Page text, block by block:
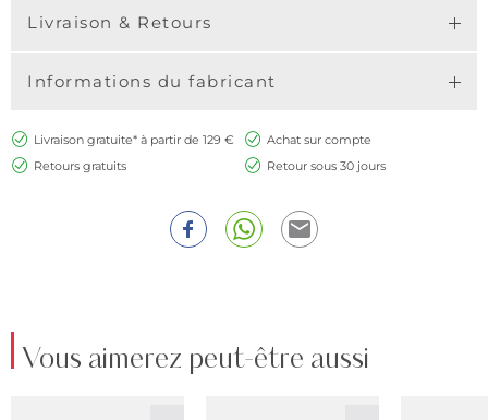
Livraison & Retours
Informations du fabricant
Livraison gratuite* à partir de 129 €
Achat sur compte
Retours gratuits
Retour sous 30 jours
Vous aimerez peut-être aussi